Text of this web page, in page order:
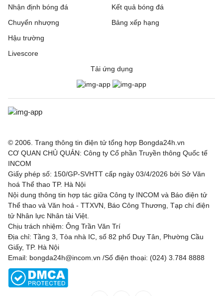
Nhận định bóng đá
Chuyển nhượng
Hậu trường
Livescore
Kết quả bóng đá
Bảng xếp hạng
Tải ứng dụng
© 2006. Trang thông tin điện tử tổng hợp Bongda24h.vn
CƠ QUAN CHỦ QUẢN: Công ty Cổ phần Truyền thông Quốc tế
INCOM
Giấy phép số: 150/GP-SVHTT cấp ngày 03/4/2026 bởi Sở Văn
hoá Thể thao TP. Hà Nội
Nội dung thông tin hợp tác giữa Công ty INCOM và Báo điện tử
Thể thao và Văn hoá - TTXVN, Báo Công Thương, Tạp chí điện
tử Nhân lực Nhân tài Việt.
Chịu trách nhiệm: Ông Trần Văn Trí
Địa chỉ: Tầng 3, Tòa nhà IC, số 82 phố Duy Tân, Phường Cầu
Giấy, TP. Hà Nội
Email: bongda24h@incom.vn /Số điện thoại: (024) 3.784 8888